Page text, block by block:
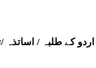
کے طلبہ /